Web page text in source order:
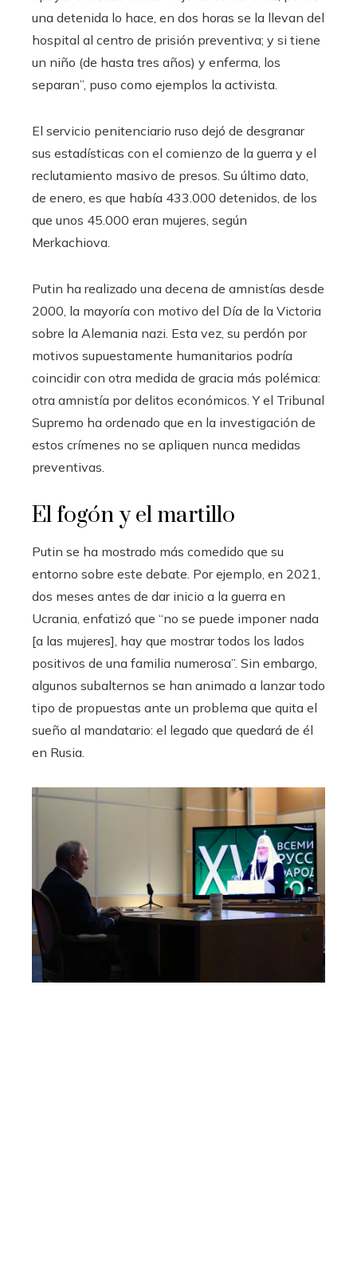
una detenida lo hace, en dos horas se la llevan del
hospital al centro de prisión preventiva; y si tiene
un niño (de hasta tres años) y enferma, los
separan”, puso como ejemplos la activista.
El servicio penitenciario ruso dejó de desgranar
sus estadísticas con el comienzo de la guerra y el
reclutamiento masivo de presos. Su último dato,
de enero, es que había 433.000 detenidos, de los
que unos 45.000 eran mujeres, según
Merkachiova.
Putin ha realizado una decena de amnistías desde
2000, la mayoría con motivo del Día de la Victoria
sobre la Alemania nazi. Esta vez, su perdón por
motivos supuestamente humanitarios podría
coincidir con otra medida de gracia más polémica:
otra amnistía por delitos económicos. Y el Tribunal
Supremo ha ordenado que en la investigación de
estos crímenes no se apliquen nunca medidas
preventivas.
El fogón y el martillo
Putin se ha mostrado más comedido que su
entorno sobre este debate. Por ejemplo, en 2021,
dos meses antes de dar inicio a la guerra en
Ucrania, enfatizó que “no se puede imponer nada
[a las mujeres], hay que mostrar todos los lados
positivos de una familia numerosa”. Sin embargo,
algunos subalternos se han animado a lanzar todo
tipo de propuestas ante un problema que quita el
sueño al mandatario: el legado que quedará de él
en Rusia.